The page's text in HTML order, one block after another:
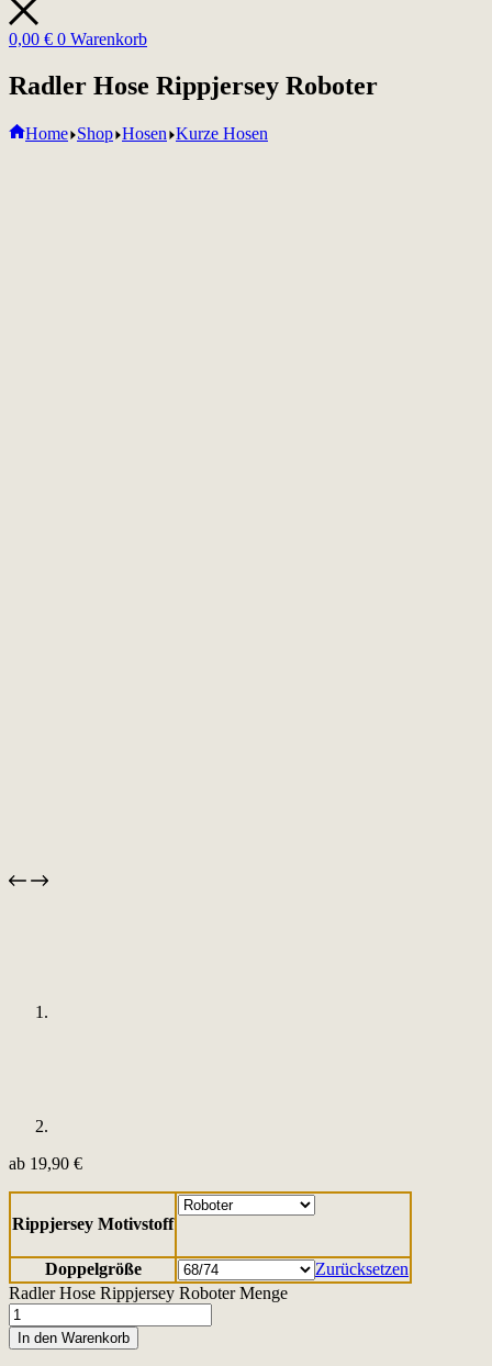
0,00 € 0 Warenkorb
Radler Hose Rippjersey Roboter
Home Shop Hosen Kurze Hosen
ab 19,90 €
Rippjersey Motivstoff
Doppelgröße
Zurücksetzen
Radler Hose Rippjersey Roboter Menge
In den Warenkorb